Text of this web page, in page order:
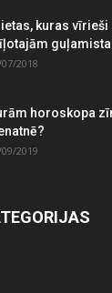
kuras
2018
horoskopa
2019